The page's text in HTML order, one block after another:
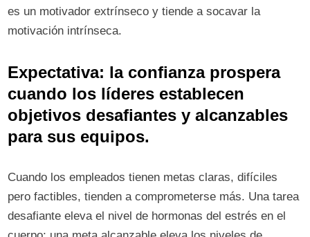
es un motivador extrínseco y tiende a socavar la
motivación intrínseca.
Expectativa: la confianza prospera
cuando los líderes establecen
objetivos desafiantes y alcanzables
para sus equipos.
Cuando los empleados tienen metas claras, difíciles
pero factibles, tienden a comprometerse más. Una tarea
desafiante eleva el nivel de hormonas del estrés en el